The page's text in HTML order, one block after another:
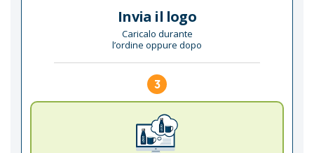
Invia il logo
Caricalo durante
l’ordine oppure dopo
3